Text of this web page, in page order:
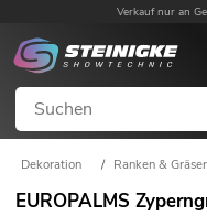
Verkauf nur an
Dekoration / Ranken & Gräser
EUROPALMS